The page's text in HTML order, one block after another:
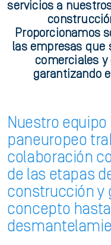
servicios a
Proporcionamos
las empresas que
comerciales y
garantizando
Nuestro
paneuropeo
colaboración
de las etapas
construcción y
concepto